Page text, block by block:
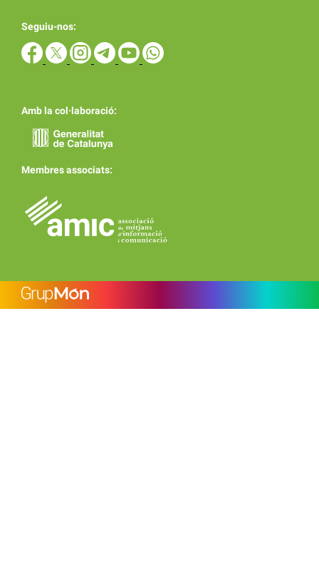
Seguiu-nos:
Amb la col·laboració:
Membres associats: